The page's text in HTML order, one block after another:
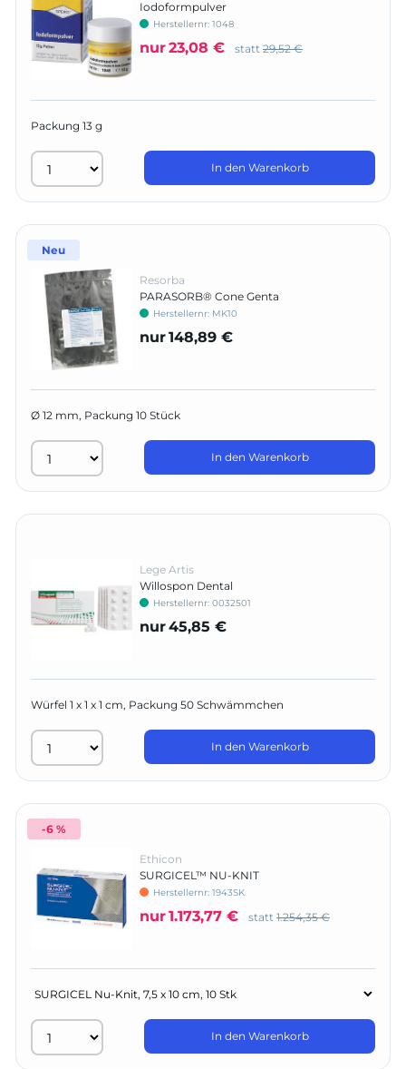
Iodoformpulver
Herstellernr: 1048
nur23,08 € statt 29,52 €
Packung 13 g
In den Warenkorb
Neu
Resorba
PARASORB® Cone Genta
Herstellernr: MK10
nur148,89 €
Ø 12 mm, Packung 10 Stück
In den Warenkorb
Lege Artis
Willospon Dental
Herstellernr: 0032501
nur45,85 €
Würfel 1 x 1 x 1 cm, Packung 50 Schwämmchen
In den Warenkorb
-6 %
Ethicon
SURGICEL™ NU-KNIT
Herstellernr: 1943SK
nur1.173,77 € statt 1.254,35 €
In den Warenkorb